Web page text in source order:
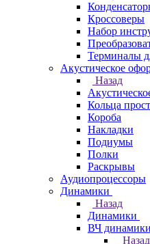
Кроссоверы
Набор
Терминалы
Акустическое
Назад
Кольца
Короба
Накладки
Подиумы
Полки
Раскрывы
Аудиопроцессоры
Динамики
Назад
Динамики
ВЧ динамики
Назад